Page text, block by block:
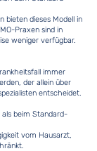
bieten dieses Modell in
Praxen sind in
weniger verfügbar.
immer
der allein über
entscheidet.
als beim Standard-
vom Hausarzt,